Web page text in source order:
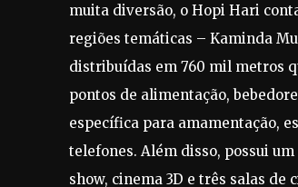
muita diversão, o Hopi Hari
regiões temáticas – Kaminda
distribuídas em 760 mil metros
pontos de alimentação,
específica para amamentação,
telefones. Além disso, possui
show, cinema 3D e três salas de